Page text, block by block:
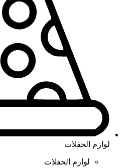
لوازم الحفلات
لوازم الحفلات